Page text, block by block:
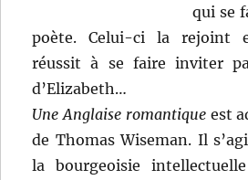
qui se
poète. Celui-ci la rejoint
réussit à se faire inviter
d’Elizabeth…
Une Anglaise romantiqueest
de Thomas Wiseman. Il
la bourgeoisie